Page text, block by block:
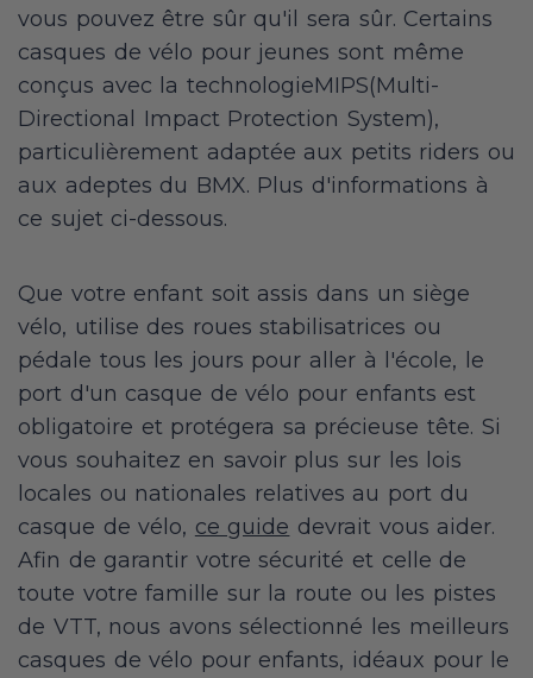
vous pouvez être sûr qu'il sera sûr. Certains
casques de vélo pour jeunes sont même
conçus avec la technologieMIPS(Multi-
Directional Impact Protection System),
particulièrement adaptée aux petits riders ou
aux adeptes du BMX. Plus d'informations à
ce sujet ci-dessous.
Que votre enfant soit assis dans un siège
vélo, utilise des roues stabilisatrices ou
pédale tous les jours pour aller à l'école, le
port d'un casque de vélo pour enfants est
obligatoire et protégera sa précieuse tête. Si
vous souhaitez en savoir plus sur les lois
locales ou nationales relatives au port du
casque de vélo, ce guide devrait vous aider.
Afin de garantir votre sécurité et celle de
toute votre famille sur la route ou les pistes
de VTT, nous avons sélectionné les meilleurs
casques de vélo pour enfants, idéaux pour le